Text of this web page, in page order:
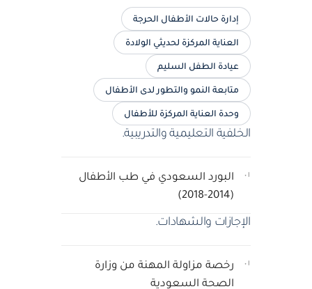
إدارة حالات الأطفال الحرجة
العناية المركزة لحديثي الولادة
عيادة الطفل السليم
متابعة النمو والتطور لدى الأطفال
وحدة العناية المركزة للأطفال
الخلفية التعليمية والتدريبية.
البورد السعودي في طب الأطفال
الإجازات والشهادات.
رخصة مزاولة المهنة من وزارة
الصحة السعودية